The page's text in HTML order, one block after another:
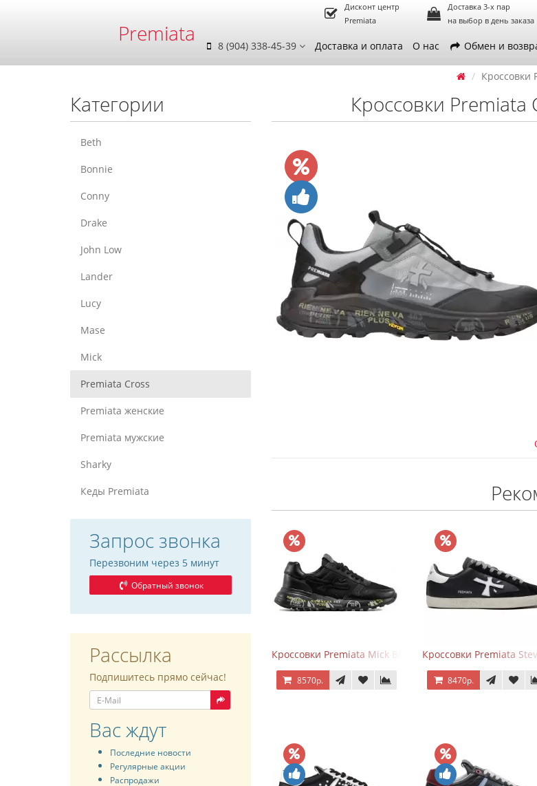
Premiata
Дисконт центр
Premiata
Доставка 3-х пар
на выбор в день заказа
8 (904) 338-45-39 Доставка и оплата О нас Обмен и
Категории
Beth
Bonnie
Conny
Drake
John Low
Lander
Lucy
Mase
Mick
Premiata Cross
Premiata женские
Premiata мужские
Sharky
Кеды Premiata
Запрос звонка
Перезвоним через 5 минут
Обратный звонок
Рассылка
Подпишитесь прямо сейчас!
Вас ждут
Последние новости
Регулярные акции
Распродажи
Кроссовки
Кроссовки Premiata
Кроссовки Premiata Mick Black
8570р.
Кроссовки Premiata
8470р.